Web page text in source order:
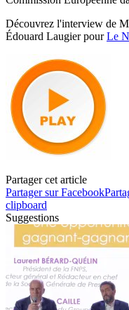
Découvrez l'interview de
Édouard Laugier pourLe
Partager cet article
Partager sur Facebook
clipboard
Suggestions